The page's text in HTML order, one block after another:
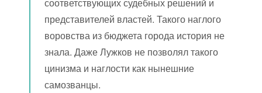
представителей властей. Такого наглого
воровства из бюджета города история не
знала. Даже Лужков не позволял такого
цинизма и наглости как нынешние
самозванцы.